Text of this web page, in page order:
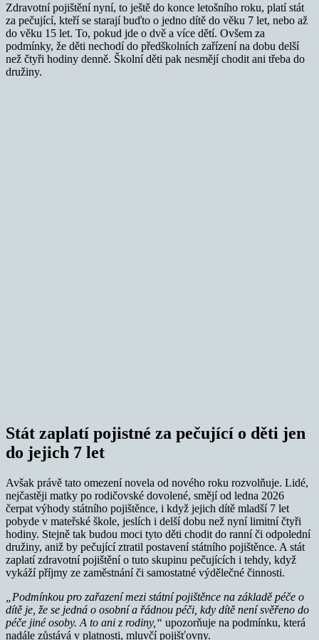
Zdravotní pojištění nyní, to ještě do konce letošního roku, platí stát
za pečující, kteří se starají buďto o jedno dítě do věku 7 let, nebo až
do věku 15 let. To, pokud jde o dvě a více dětí. Ovšem za
podmínky, že děti nechodí do předškolních zařízení na dobu delší
než čtyři hodiny denně. Školní děti pak nesmějí chodit ani třeba do
družiny.
Stát zaplatí pojistné za pečující o děti jen
do jejich 7 let
Avšak právě tato omezení novela od nového roku rozvolňuje. Lidé,
nejčastěji matky po rodičovské dovolené, smějí od ledna 2026
čerpat výhody státního pojištěnce, i když jejich dítě mladší 7 let
pobyde v mateřské škole, jeslích i delší dobu než nyní limitní čtyři
hodiny. Stejně tak budou moci tyto děti chodit do ranní či odpolední
družiny, aniž by pečující ztratil postavení státního pojištěnce. A stát
zaplatí zdravotní pojištění o tuto skupinu pečujících i tehdy, když
vykáží příjmy ze zaměstnání či samostatné výdělečné činnosti.
„Podmínkou pro zařazenímezi státní pojištěnce na základě péče o
dítě je, že se jedná o osobní a řádnou péči, kdy dítě není svěřeno do
péče jiné osoby. A to ani z rodiny,“ upozorňuje na podmínku, která
nadále zůstává v platnosti, mluvčí pojišťovny.